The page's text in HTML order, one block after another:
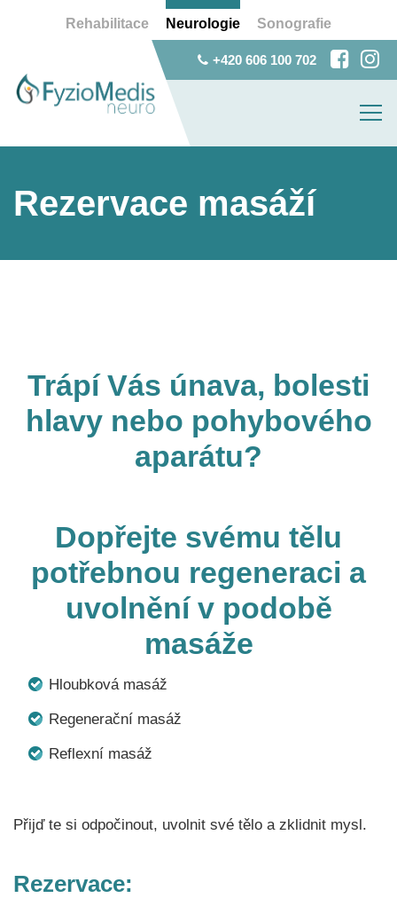
Rehabilitace Neurologie Sonografie
+420 606 100 702
Rezervace masáží
Trápí Vás únava, bolesti
hlavy nebo pohybového
aparátu?
Dopřejte svému tělu
potřebnou regeneraci a
uvolnění v podobě
masáže
Hloubková masáž
Regenerační masáž
Reflexní masáž
Přijď te si odpočinout, uvolnit své tělo a zklidnit mysl.
Rezervace: